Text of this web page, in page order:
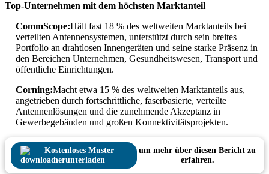
Top-Unternehmen mit dem höchsten Marktanteil
CommScope:Hält fast 18 % des weltweiten Marktanteils bei
verteilten Antennensystemen, unterstützt durch sein breites
Portfolio an drahtlosen Innengeräten und seine starke Präsenz in
den Bereichen Unternehmen, Gesundheitswesen, Transport und
öffentliche Einrichtungen.
Corning:Macht etwa 15 % des weltweiten Marktanteils aus,
angetrieben durch fortschrittliche, faserbasierte, verteilte
Antennenlösungen und die zunehmende Akzeptanz in
Gewerbegebäuden und großen Konnektivitätsprojekten.
Kostenloses Muster
herunterladen
um mehr über diesen Bericht zu
erfahren.